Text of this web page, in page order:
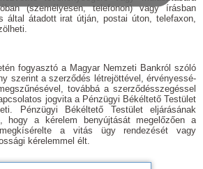
(személyesen, telefonon) vagy írásban
által átadott irat útján, postai úton, telefaxon,
fogyasztó a Magyar Nemzeti Bankról szóló
szerint a szerződés létrejöttével, érvényessé­
továbbá a szerződésszegéssel
jogvita a Pénzügyi Békéltető Testület
Pénzügyi Békéltető Testület eljárásának
hogy a kérelem benyújtását megelőzően a
a vitás ügy rendezését vagy
kérelemmel élt.